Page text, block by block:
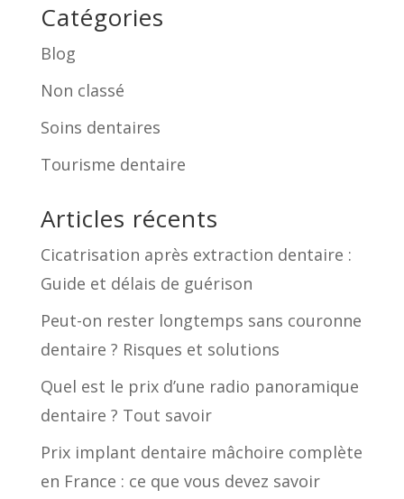
Catégories
Blog
Non classé
Soins dentaires
Tourisme dentaire
Articles récents
Cicatrisation après extraction dentaire :
Guide et délais de guérison
Peut-on rester longtemps sans couronne
dentaire ? Risques et solutions
Quel est le prix d’une radio panoramique
dentaire ? Tout savoir
Prix implant dentaire mâchoire complète
en France : ce que vous devez savoir